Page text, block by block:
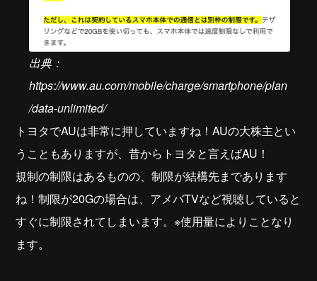
出典：
https://www.au.com/mobile/charge/smartphone/plan
/data-unlimited/
トヨタでAUは非常に押していますね！AUの大株主とい
うこともありますが、昔からトヨタと言えばAU！
規制の制限はあるものの、制限が結構先まであります
ね！制限が20Gの場合は、アメバTVなど視聴していると
すぐに制限されてしまいます。※使用量によりことなり
ます。